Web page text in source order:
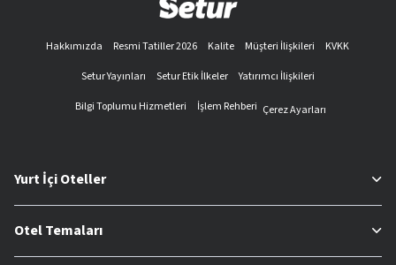
Hakkımızda Resmi Tatiller 2026 Kalite Müşteri İlişkileri
KVKK
Setur Yayınları
Setur Etik İlkeler
Yatırımcı İlişkileri
Bilgi Toplumu Hizmetleri
İşlem Rehberi Çerez Ayarları
Yurt İçi Oteller
Otel Temaları